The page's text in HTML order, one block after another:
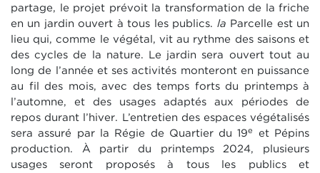
partage, le projet prévoit la transformation de la friche
en un jardin ouvert à tous les publics. la Parcelle est un
lieu qui, comme le végétal, vit au rythme des saisons et
des cycles de la nature. Le jardin sera ouvert tout au
long de l’année et ses activités monteront en puissance
au fil des mois, avec des temps forts du printemps à
l’automne, et des usages adaptés aux périodes de
repos durant l’hiver. L’entretien des espaces végétalisés
sera assuré par la Régie de Quartier du 19e
et Pépins
production. À partir du printemps 2024, plusieurs
usages seront proposés à tous les publics et